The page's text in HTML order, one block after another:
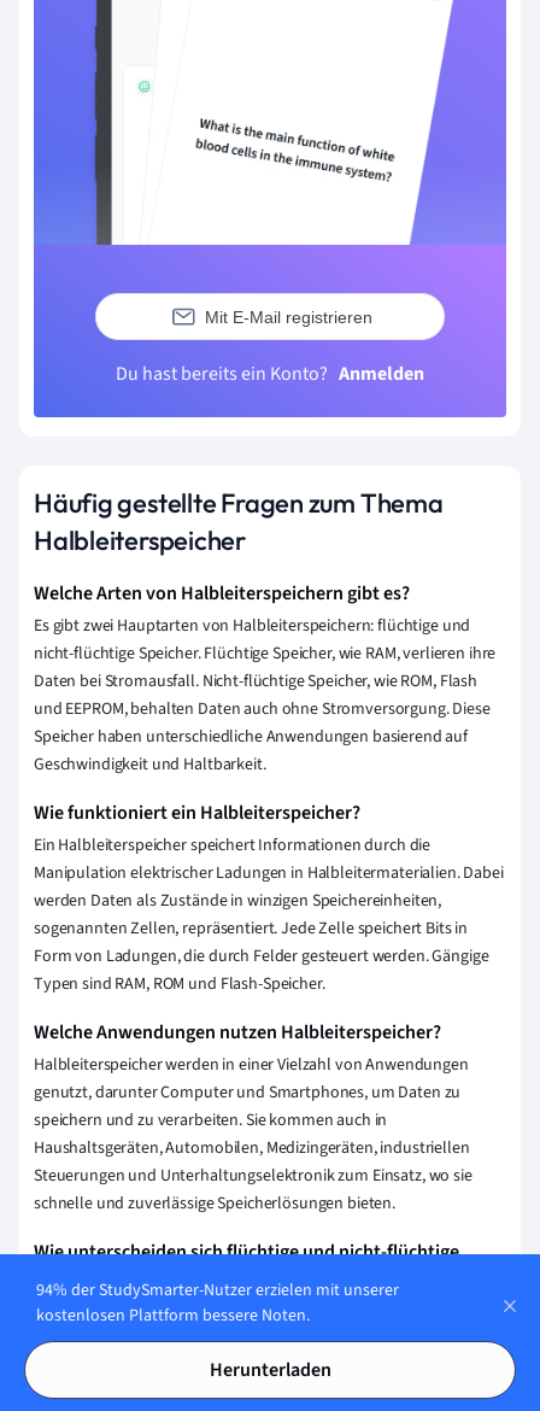
Mit E-Mail registrieren
Du hast bereits ein Konto? Anmelden
Häufig gestellte Fragen zum Thema
Halbleiterspeicher
Welche Arten von Halbleiterspeichern gibt es?
Es gibt zwei Hauptarten von Halbleiterspeichern: flüchtige und
nicht-flüchtige Speicher. Flüchtige Speicher, wie RAM, verlieren ihre
Daten bei Stromausfall. Nicht-flüchtige Speicher, wie ROM, Flash
und EEPROM, behalten Daten auch ohne Stromversorgung. Diese
Speicher haben unterschiedliche Anwendungen basierend auf
Geschwindigkeit und Haltbarkeit.
Wie funktioniert ein Halbleiterspeicher?
Ein Halbleiterspeicher speichert Informationen durch die
Manipulation elektrischer Ladungen in Halbleitermaterialien. Dabei
werden Daten als Zustände in winzigen Speichereinheiten,
sogenannten Zellen, repräsentiert. Jede Zelle speichert Bits in
Form von Ladungen, die durch Felder gesteuert werden. Gängige
Typen sind RAM, ROM und Flash-Speicher.
Welche Anwendungen nutzen Halbleiterspeicher?
Halbleiterspeicher werden in einer Vielzahl von Anwendungen
genutzt, darunter Computer und Smartphones, um Daten zu
speichern und zu verarbeiten. Sie kommen auch in
Haushaltsgeräten, Automobilen, Medizingeräten, industriellen
Steuerungen und Unterhaltungselektronik zum Einsatz, wo sie
schnelle und zuverlässige Speicherlösungen bieten.
Wie unterscheiden sich flüchtige und nicht-flüchtige
Halbleiterspeicher?
Flüchtige Halbleiterspeicher verlieren ihre gespeicherten
Informationen, wenn die Stromversorgung unterbrochen wird (z.B.
RAM). Nicht-flüchtige Halbleiterspeicher behalten Daten auch ohne
Stromversorgung bei (z.B. Flash-Speicher, EEPROM).
94% der StudySmarter-Nutzer erzielen mit unserer
kostenlosen Plattform bessere Noten.
Herunterladen